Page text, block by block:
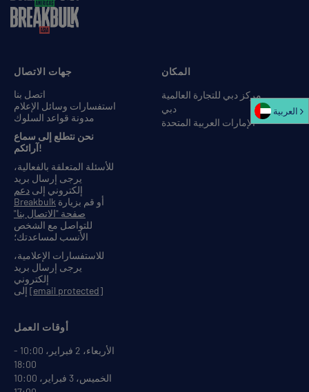
المكان
مركز دبي للتجارة العالمية
دبي
الإمارات العربية المتحدة
أوقات العمل
الأربعاء، 2 فبراير، 10:00 -
18:00
الخميس، 3 فبراير، 10:00
جهات الاتصال
اتصل بنا
استفسارات وسائل الإعلام
مدونة قواعد السلوك
نحن نتطلع إلى سماع
آرائكم!
للأسئلة المتعلقة بالفعالية،
يرجى إرسال بريد
إلكتروني إلى دعم
Breakbulk أو قم بزيارة
صفحة "الاتصال بنا"
للتواصل مع الشخص
الأنسب لمساعدتك؛
للاستفسارات الإعلامية،
يرجى إرسال بريد
إلكتروني
[email protected]
العربية‏